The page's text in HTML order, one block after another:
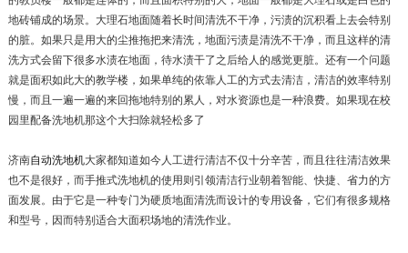
地砖铺成的场景。大理石地面随着长时间清洗不干净，污渍的沉积看上去会特别
的脏。如果只是用大的尘推拖把来清洗，地面污渍是清洗不干净，而且这样的清
洗方式会留下很多水渍在地面，待水渍干了之后给人的感觉更脏。还有一个问题
就是面积如此大的教学楼，如果单纯的依靠人工的方式去清洁，清洁的效率特别
慢，而且一遍一遍的来回拖地特别的累人，对水资源也是一种浪费。如果现在校
园里配备洗地机那这个大扫除就轻松多了
济南自动洗地机大家都知道如今人工进行清洁不仅十分辛苦，而且往往清洁效果
也不是很好，而手推式洗地机的使用则引领清洁行业朝着智能、快捷、省力的方
面发展。由于它是一种专门为硬质地面清洗而设计的专用设备，它们有很多规格
和型号，因而特别适合大面积场地的清洗作业。